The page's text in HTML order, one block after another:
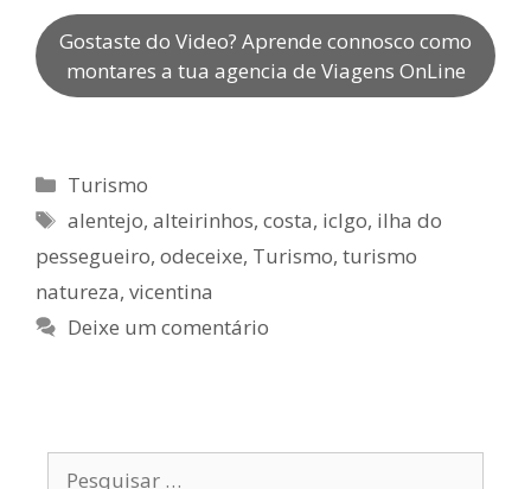
Gostaste do Video? Aprende connosco como
montares a tua agencia de Viagens OnLine
Categorias
Turismo
Etiquetas
alentejo,alteirinhos,costa, iclgo, ilha do
pessegueiro, odeceixe, Turismo, turismo
natureza, vicentina
Deixe um comentário